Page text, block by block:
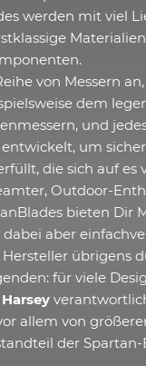
werden mit viel
von Messern
dem
und
um
die sich auf es
Outdoor-
bieten Dir
aber
übrigens
für viele
allem von
der Spartan-